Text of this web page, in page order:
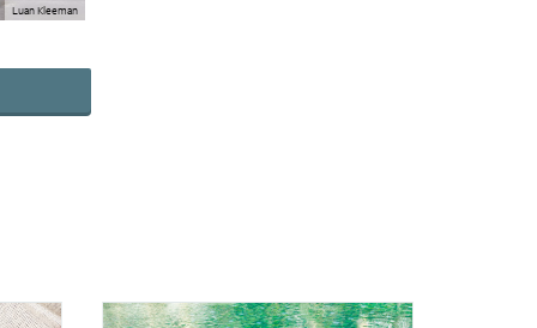
Luan Kleeman